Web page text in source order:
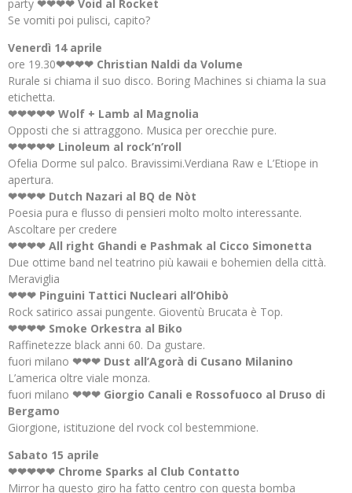
party ❤❤❤❤ Void al Rocket
Se vomiti poi pulisci, capito?
Venerdì 14 aprile
ore 19.30❤❤❤❤ Christian Naldi da Volume
Rurale si chiama il suo disco. Boring Machines si chiama la sua
etichetta.
❤❤❤❤❤ Wolf + Lamb al Magnolia
Opposti che si attraggono. Musica per orecchie pure.
❤❤❤❤❤ Linoleum al rock’n’roll
Ofelia Dorme sul palco. Bravissimi.Verdiana Raw e L’Etiope in
apertura.
❤❤❤❤ Dutch Nazari al BQ de Nòt
Poesia pura e flusso di pensieri molto molto interessante.
Ascoltare per credere
❤❤❤❤ All right Ghandi e Pashmak al Cicco Simonetta
Due ottime band nel teatrino più kawaii e bohemien della città.
Meraviglia
❤❤❤ Pinguini Tattici Nucleari all’Ohibò
Rock satirico assai pungente. Gioventù Brucata è Top.
❤❤❤❤ Smoke Orkestra al Biko
Raffinetezze black anni 60. Da gustare.
fuori milano ❤❤❤ Dust all’Agorà di Cusano Milanino
L’america oltre viale monza.
fuori milano ❤❤❤ Giorgio Canali e Rossofuoco al Druso di
Bergamo
Giorgione, istituzione del rvock col bestemmione.
Sabato 15 aprile
❤❤❤❤❤ Chrome Sparks al Club Contatto
Mirror ha questo giro ha fatto centro con questa bomba